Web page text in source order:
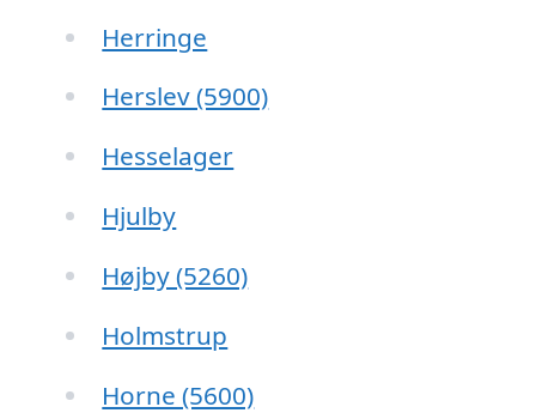
Herringe
Herslev (5900)
Hesselager
Hjulby
Højby (5260)
Holmstrup
Horne (5600)